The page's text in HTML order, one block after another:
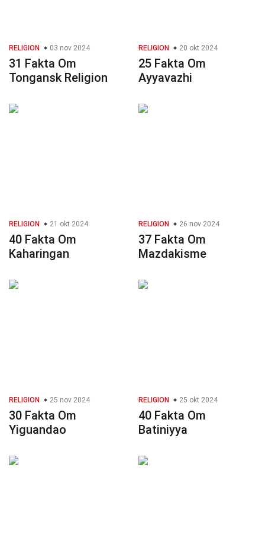
RELIGION 03 nov 2024
31 Fakta Om
Tongansk Religion
RELIGION 20 okt 2024
25 Fakta Om
Ayyavazhi
RELIGION 21 okt 2024
40 Fakta Om
Kaharingan
RELIGION 26 nov 2024
37 Fakta Om
Mazdakisme
RELIGION 25 nov 2024
30 Fakta Om
Yiguandao
RELIGION 25 okt 2024
40 Fakta Om
Batiniyya